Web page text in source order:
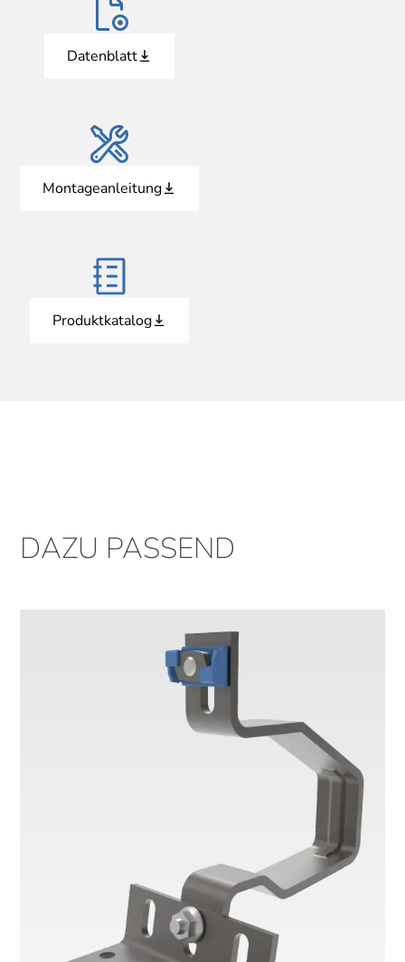
Datenblatt
Montageanleitung
Produktkatalog
DAZU PASSEND